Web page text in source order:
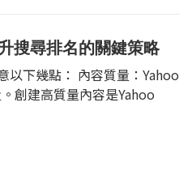
搜尋排名的關鍵策略
以下幾點： 內容質量：Yahoo
創建高質量內容是Yahoo